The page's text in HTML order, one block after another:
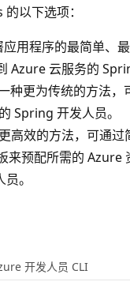
以下选项：
用程序的最简单、
Azure 云服务的
种更为传统的方法
Spring 开发人员。
高效的方法，可通
预配所需的 Azure
。
开发人员 CLI